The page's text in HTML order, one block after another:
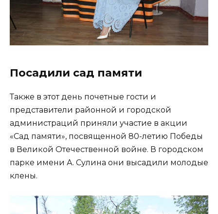
Посадили сад памяти
Также в этот день почетные гости и
представители районной и городской
администраций приняли участие в акции
«Сад памяти», посвященной 80-летию Победы
в Великой Отечественной войне. В городском
парке имени А. Сулина они высадили молодые
клены.